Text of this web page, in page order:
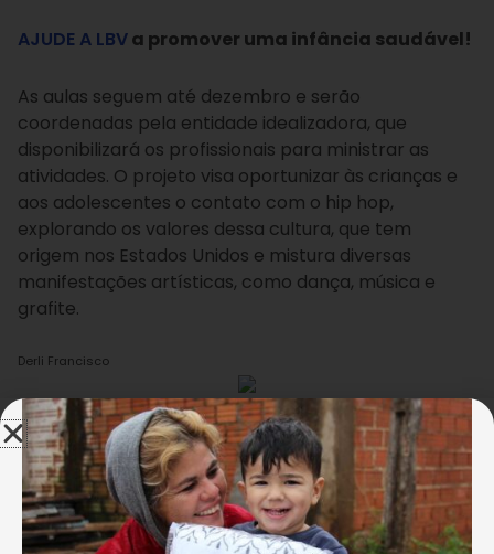
AJUDE A LBVa promover uma infância saudável!
As aulas seguem até dezembro e serão
coordenadas pela entidade idealizadora, que
disponibilizará os profissionais para ministrar as
atividades. O projeto visa oportunizar às crianças e
aos adolescentes o contato com o hip hop,
explorando os valores dessa cultura, que tem
origem nos Estados Unidos e mistura diversas
manifestações artísticas, como dança, música e
grafite.
Derli Francisco
Na primeira aula do projeto, os educadores do Instituto
Nexxera apresentaram aos atendidos a cultura do Hip Hop.
Na primeira aula do projeto, a gerente do Instituto
Nexxera, a assistente Social Carla Inácio da Cunha,
reiterou a necessidade de ampliar o unverso